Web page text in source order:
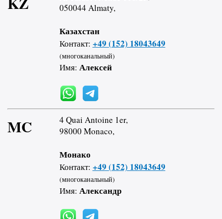
050044 Almaty,
Казахстан
Контакт: +49 (152) 18043649
(многоканальный)
Имя: Алексей
MC
4 Quai Antoine 1er,
98000 Monaco,
Монако
Контакт: +49 (152) 18043649
(многоканальный)
Имя: Александр